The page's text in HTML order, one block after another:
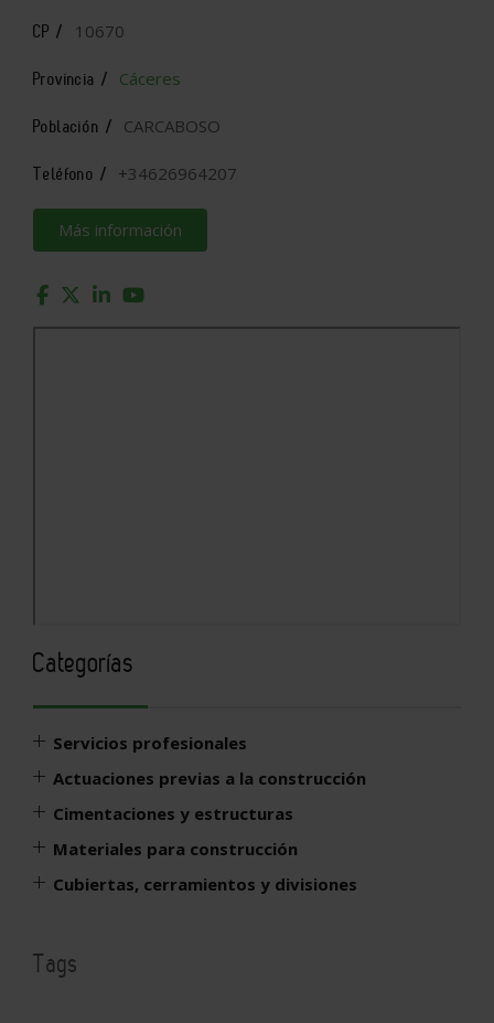
CP / 10670
Provincia / Cáceres
Población / CARCABOSO
Teléfono / +34626964207
Más información
Categorías
Servicios profesionales
Actuaciones previas a la construcción
Cimentaciones y estructuras
Materiales para construcción
Cubiertas, cerramientos y divisiones
Tags